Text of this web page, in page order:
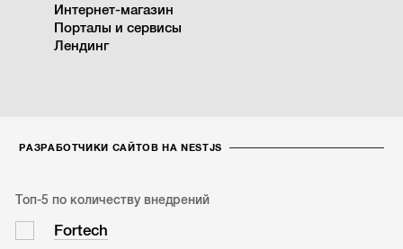
Интернет-магазин
Порталы и сервисы
Лендинг
РАЗРАБОТЧИКИ САЙТОВ НА NESTJS
Топ-5 по количеству внедрений
Fortech